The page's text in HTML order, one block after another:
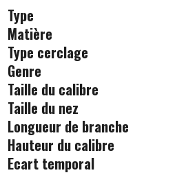
Type
Matière
Type cerclage
Genre
Taille du calibre
Taille du nez
Longueur de branche
Hauteur du calibre
Ecart temporal